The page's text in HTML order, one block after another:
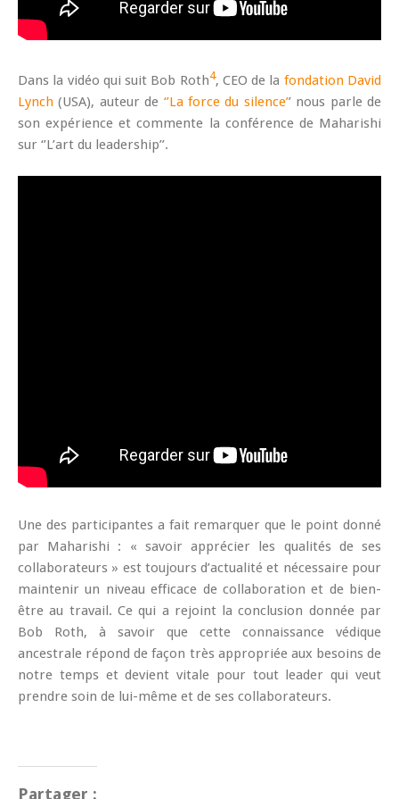
Dans la vidéo qui suit Bob Roth4, CEO de la fondation David
Lynch (USA), auteur de ‘’La force du silence’’ nous parle de
son expérience et commente la conférence de Maharishi
sur ‘’L’art du leadership’’.
Une des participantes a fait remarquer que le point donné
par Maharishi : « savoir apprécier les qualités de ses
collaborateurs » est toujours d’actualité et nécessaire pour
maintenir un niveau efficace de collaboration et de bien-
être au travail. Ce qui a rejoint la conclusion donnée par
Bob Roth, à savoir que cette connaissance védique
ancestrale répond de façon très appropriée aux besoins de
notre temps et devient vitale pour tout leader qui veut
prendre soin de lui-même et de ses collaborateurs.
Partager :